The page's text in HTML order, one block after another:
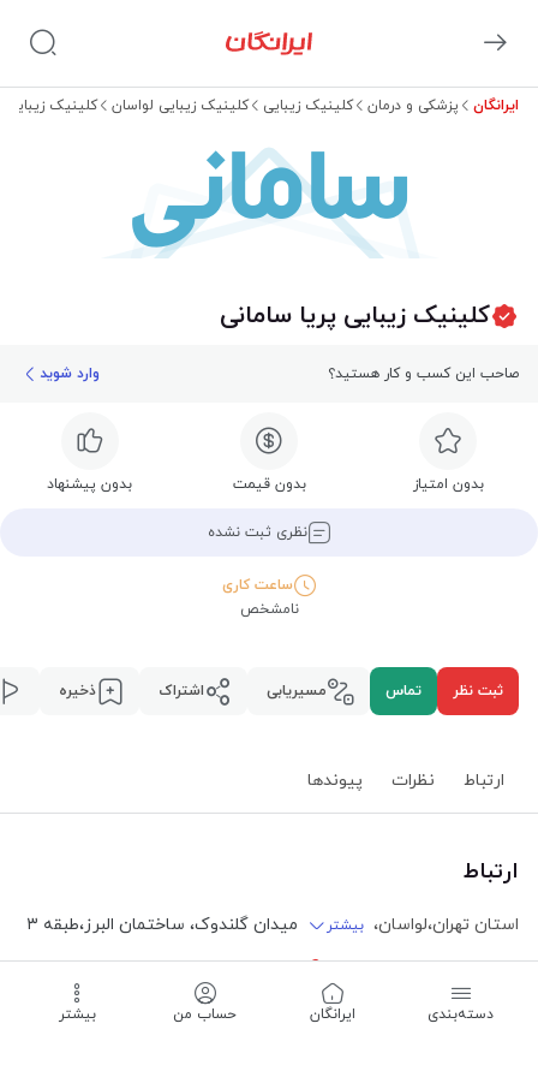
ایرانگان پزشکی و درمان کلینیک زیبایی کلینیک زیبایی لواسان کلینیک زیبایی
سامانی
کلینیک زیبایی پریا سامانی
صاحب این کسب و کار هستید؟ وارد شوید
بدون امتیاز بدون قیمت بدون پیشنهاد
نظری ثبت نشده
ساعت کاری
نامشخص
ثبت نظر تماس مسیریابی اشتراک ذخیره
ارتباط نظرات پیوند‌ها
ارتباط
استان تهران،لواسان، بیشتر میدان گلندوک، ساختمان البرز،طبقه ۳
دسته‌بندی ‌ایرانگان حساب من بیشتر